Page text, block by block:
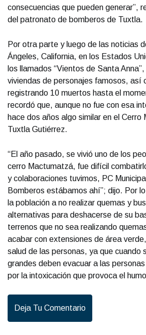
consecuencias que pueden generar”,
del patronato de bomberos de Tuxtla.
Por otra parte y luego de las noticias
Ángeles, California, en los Estados
los llamados “Vientos de Santa
viviendas de personajes famosos, así
registrando 10 muertos hasta el
recordó que, aunque no fue con esa
hace dos años algo similar en el
Tuxtla Gutiérrez.
“El año pasado, se vivió uno de los
cerro Mactumatzá, fue difícil
y colaboraciones tuvimos, PC
Bomberos estábamos ahí”; dijo. Por
la población a no realizar quemas y
alternativas para deshacerse de su
terrenos que no sea realizando
acabar con extensiones de área
salud de las personas, ya que cuando
grandes deben evacuar a las
por la intoxicación que provoca el
Deja Tu Comentario